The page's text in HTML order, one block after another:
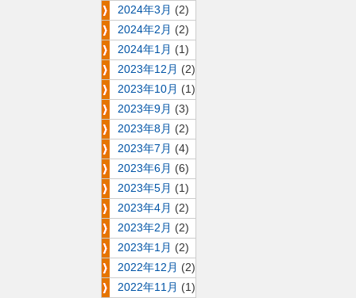
2024年3月 (2)
2024年2月 (2)
2024年1月 (1)
2023年12月 (2)
2023年10月 (1)
2023年9月 (3)
2023年8月 (2)
2023年7月 (4)
2023年6月 (6)
2023年5月 (1)
2023年4月 (2)
2023年2月 (2)
2023年1月 (2)
2022年12月 (2)
2022年11月 (1)